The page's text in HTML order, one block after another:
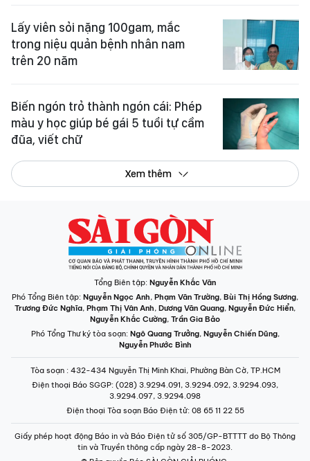
Lấy viên sỏi nặng 100gam, mắc
trong niệu quản bệnh nhân nam
trên 20 năm
Biến ngón trỏ thành ngón cái: Phép
màu y học giúp bé gái 5 tuổi tự cầm
đũa, viết chữ
Xem thêm
Tổng Biên tập: Nguyễn Khắc Văn
Phó Tổng Biên tập: Nguyễn Ngọc Anh, Phạm Văn Trường, Bùi Thị Hồng Sương,
Trương Đức Nghĩa, Phạm Thị Vân Anh, Dương Văn Quang, Nguyễn Đức Hiển,
Nguyễn Khắc Cường, Trần Gia Bảo
Phó Tổng Thư ký tòa soạn: Ngô Quang Trưởng, Nguyễn Chiến Dũng,
Nguyễn Phước Bình
Tòa soạn : 432-434 Nguyễn Thị Minh Khai, Phường Bàn Cờ, TP.HCM
Điện thoại Báo SGGP: (028) 3.9294.091, 3.9294.092, 3.9294.093,
3.9294.097, 3.9294.098
Điện thoại Tòa soạn Báo Điện tử: 08 65 11 22 55
Giấy phép hoạt động Báo in và Báo Điện tử số 305/GP-BTTTT do Bộ Thông
tin và Truyền thông cấp ngày 28-8-2023.